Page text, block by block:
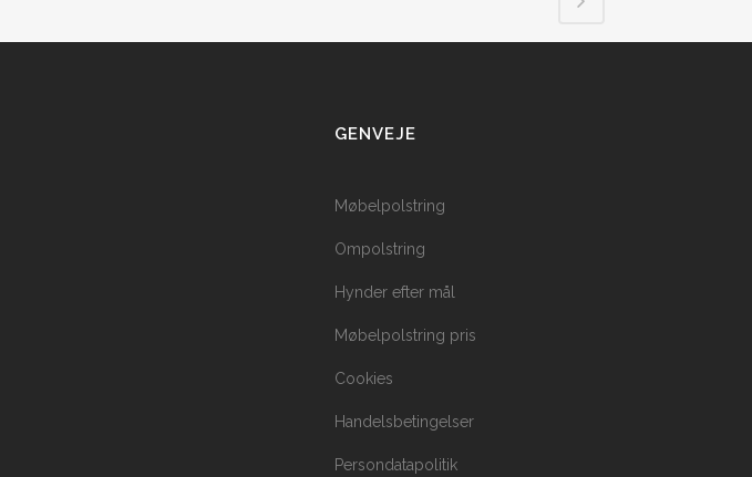
GENVEJE
Møbelpolstring
Ompolstring
Hynder efter mål
Møbelpolstring pris
Cookies
Handelsbetingelser
Persondatapolitik